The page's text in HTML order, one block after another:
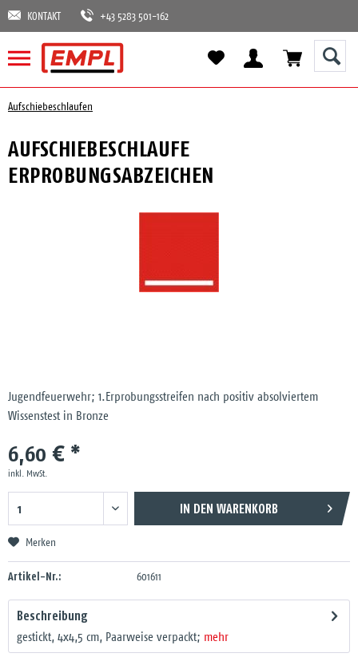
KONTAKT +43 5283 501-162
Aufschiebeschlaufen
AUFSCHIEBESCHLAUFE
ERPROBUNGSABZEICHEN
Jugendfeuerwehr; 1.Erprobungsstreifen nach positiv absolviertem
Wissenstest in Bronze
6,60 € *
inkl. MwSt.
IN DEN WARENKORB
Merken
Artikel-Nr.: 601611
Beschreibung
gestickt, 4x4,5 cm, Paarweise verpackt; mehr